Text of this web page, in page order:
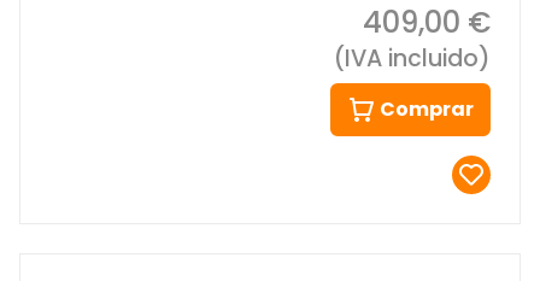
409,00 €
(IVA incluido)
Comprar